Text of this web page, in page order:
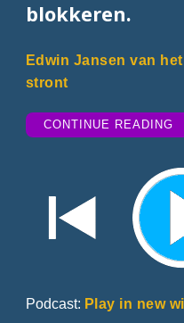
blokkeren.
Edwin Jansen van
stront
CONTINUE READING
Podcast: Play in new